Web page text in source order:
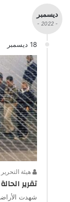
ديسمبر
- 2022 -
18 ديسمبر
هيئة التحرير
تقرير
شهدت